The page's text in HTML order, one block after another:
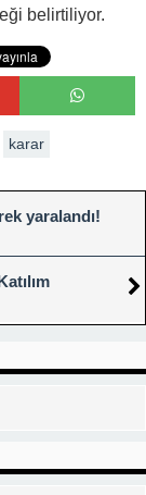
belirtiliyor.
karar
yaralandı!